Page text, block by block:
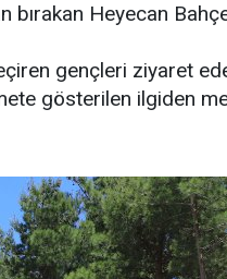
bırakan Heyecan
gençleri ziyaret
gösterilen ilgiden